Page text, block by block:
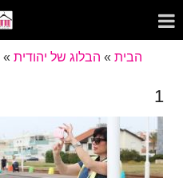
הבית » הבלוג של יהודית »
1